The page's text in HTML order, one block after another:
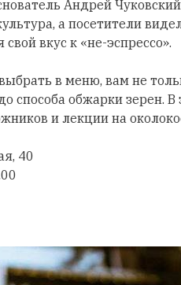
Андрей
а посетители
вкус к «не-эспрессо».
в меню, вам не
способа обжарки
и лекции на
40